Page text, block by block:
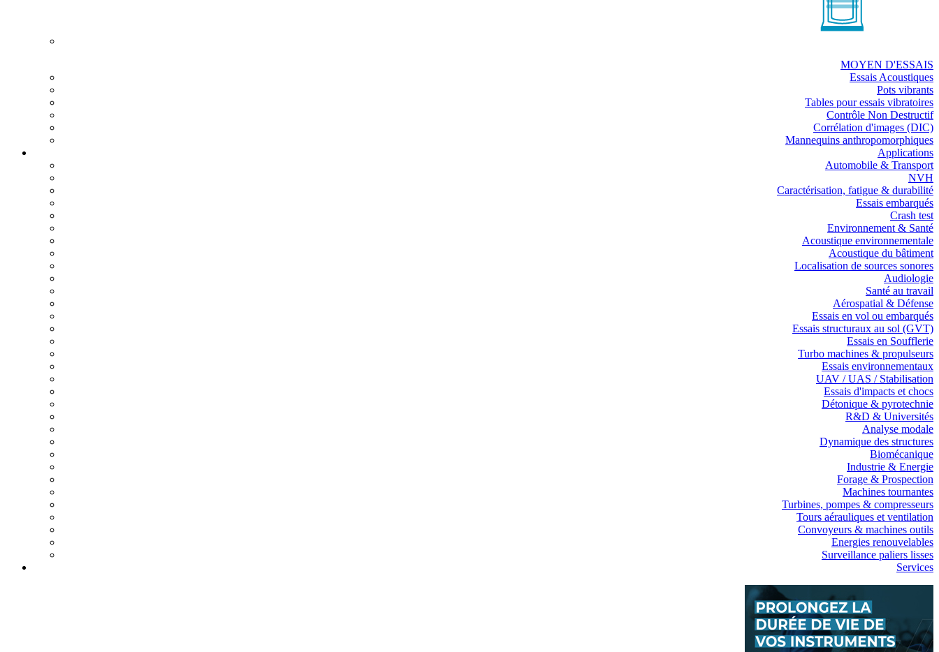
MOYEN D'ESSAIS
Essais Acoustiques
Pots vibrants
Tables pour essais vibratoires
Contrôle Non Destructif
Corrélation d'images (DIC)
Mannequins anthropomorphiques
Applications
Automobile & Transport
NVH
Caractérisation, fatigue & durabilité
Essais embarqués
Crash test
Environnement & Santé
Acoustique environnementale
Acoustique du bâtiment
Localisation de sources sonores
Audiologie
Santé au travail
Aérospatial & Défense
Essais en vol ou embarqués
Essais structuraux au sol (GVT)
Essais en Soufflerie
Turbo machines & propulseurs
Essais environnementaux
UAV / UAS / Stabilisation
Essais d'impacts et chocs
Détonique & pyrotechnie
R&D & Universités
Analyse modale
Dynamique des structures
Biomécanique
Industrie & Energie
Forage & Prospection
Machines tournantes
Turbines, pompes & compresseurs
Tours aérauliques et ventilation
Convoyeurs & machines outils
Energies renouvelables
Surveillance paliers lisses
Services